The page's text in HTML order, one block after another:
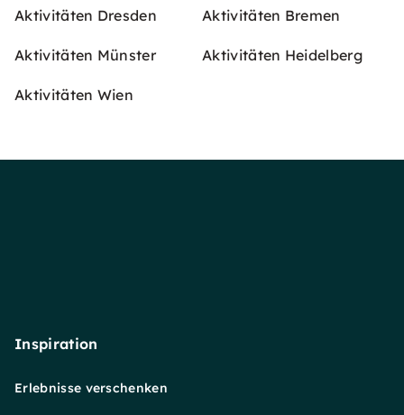
Aktivitäten Dresden Aktivitäten Bremen
Aktivitäten Münster Aktivitäten Heidelberg
Aktivitäten Wien
Inspiration
Erlebnisse verschenken